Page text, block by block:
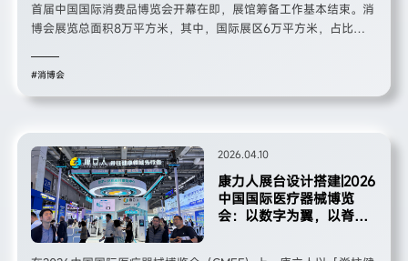
首届中国国际消费品博览会开幕在即，展馆筹备工作基本结束。消
博会展览总面积8万平方米，其中，国际展区6万平方米，占比
合服务五大专业展区。消博会国际展区“朋友圈”实力强大，阵容豪
区。
#消博会
2026.04.10
康力人展台设计搭建|2026
中国国际医疗器械博览
会：以数字为翼，以脊柱